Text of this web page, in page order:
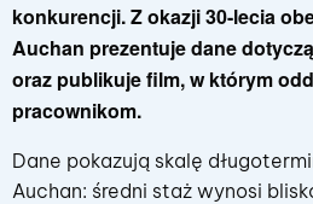
konkurencji. Z okazji 30-lecia
Auchan prezentuje dane
oraz publikuje film, w którym
pracownikom.
Dane pokazują skalę
Auchan: średni staż wynosi